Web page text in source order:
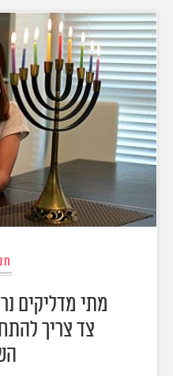
מתי מדליקים
צד צריך